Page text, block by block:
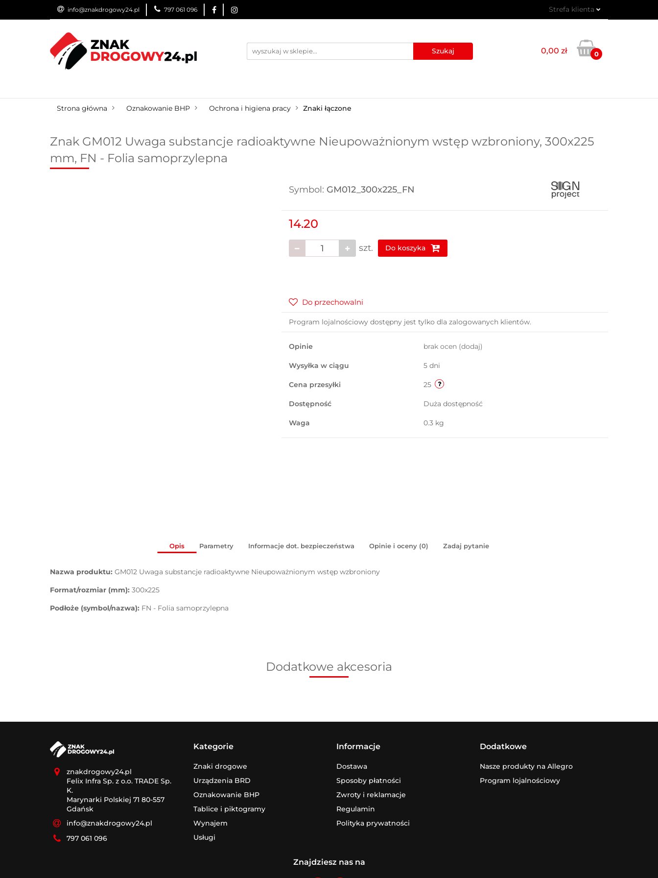
info@znakdrogowy24.pl 797 061 096 Strefa klienta
Zarejestruj się
Dodaj zgłoszenie
0,00 zł 0
ZNAKI DROGOWE URZĄDZENIA BRD
Strona główna Oznakowanie BHP Ochrona i higiena pracy Znaki łączone
Znak GM012 Uwaga substancje radioaktywne Nieupoważnionym wstęp wzbroniony, 300x225
mm, FN - Folia samoprzylepna
Symbol: GM012_300x225_FN
14.20
szt. Do koszyka
Do przechowalni
Program lojalnościowy dostępny jest tylko dla zalogowanych klientów.
Opinie brak ocen (dodaj)
Wysyłka w ciągu 5 dni
Cena przesyłki 25
Dostępność Duża dostępność
Waga 0.3 kg
Opis Parametry Informacje dot. bezpieczeństwa Opinie i oceny (0) Zadaj pytanie
Nazwa produktu: GM012 Uwaga substancje radioaktywne Nieupoważnionym wstęp wzbroniony
Format/rozmiar (mm): 300x225
Podłoże (symbol/nazwa): FN - Folia samoprzylepna
Dodatkowe akcesoria
znakdrogowy24.pl
Felix Infra Sp. z o.o. TRADE Sp.
K.
Marynarki Polskiej 71 80-557
Gdańsk
info@znakdrogowy24.pl
797 061 096
Kategorie
Znaki drogowe
Urządzenia BRD
Oznakowanie BHP
Tablice i piktogramy
Wynajem
Usługi
Informacje
Dostawa
Sposoby płatności
Zwroty i reklamacje
Regulamin
Polityka prywatności
Dodatkowe
Nasze produkty na Allegro
Program lojalnościowy
Znajdziesz nas na